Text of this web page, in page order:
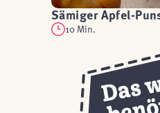
Sämiger Apfel-
10 Min.